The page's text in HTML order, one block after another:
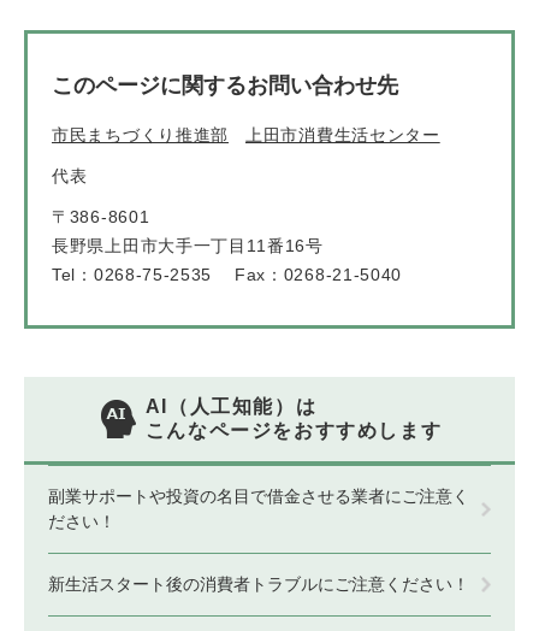
このページに関するお問い合わせ先
市民まちづくり推進部 上田市消費生活センター
代表
〒386-8601
長野県上田市大手一丁目11番16号
Tel：0268-75-2535
Fax：0268-21-5040
AI（人工知能）は
こんなページをおすすめします
副業サポートや投資の名目で借金させる業者にご注意く
ださい！
新生活スタート後の消費者トラブルにご注意ください！